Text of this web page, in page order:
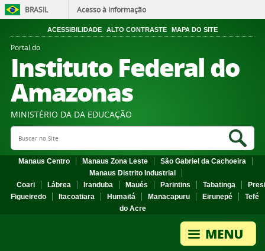
BRASIL Acesso à informação
ACESSIBILIDADE ALTO CONTRASTE MAPA DO SITE
Portal do
Instituto Federal do
Amazonas
MINISTÉRIO DA DA EDUCAÇÃO
Search Site
Manaus Centro Manaus Zona Leste
São Gabriel da Cachoeira
Manaus Distrito Industrial
Coari
Lábrea Iranduba Maués Parintins Tabatinga
Figueiredo
Itacoatiara Humaitá Manacapuru Eirunepé
Tefé
do Acre